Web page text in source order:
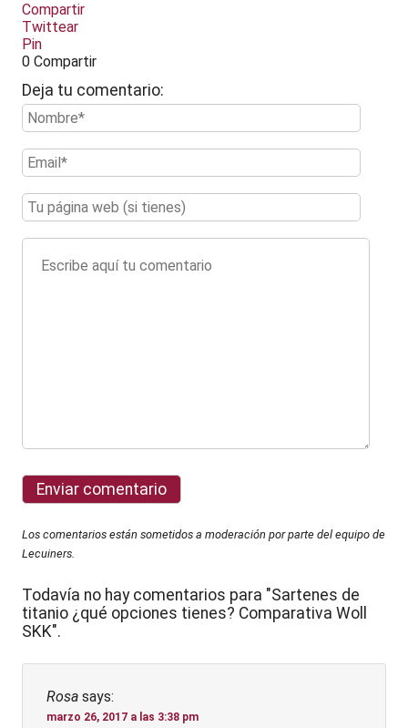
Compartir
Twittear
Pin
0 Compartir
Deja tu comentario:
Los comentarios están sometidos a moderación por parte del equipo de
Lecuiners.
Todavía no hay comentarios para "Sartenes de
titanio ¿qué opciones tienes? Comparativa Woll
SKK".
Rosa says:
marzo 26, 2017 a las 3:38 pm